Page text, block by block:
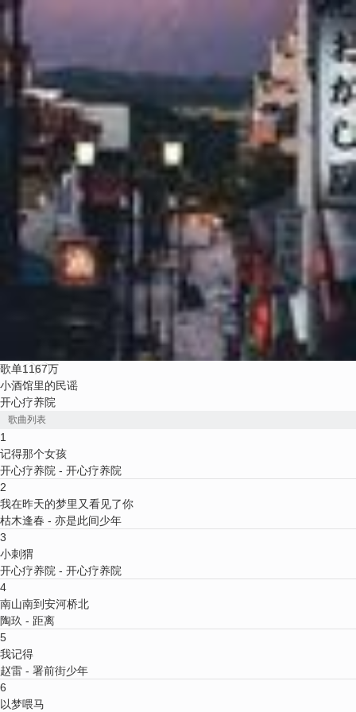
歌单1167万
小酒馆里的民谣
开心疗养院
歌曲列表
1
记得那个女孩
开心疗养院 - 开心疗养院
2
我在昨天的梦里又看见了你
枯木逢春 - 亦是此间少年
3
小刺猬
开心疗养院 - 开心疗养院
4
南山南到安河桥北
陶玖 - 距离
5
我记得
赵雷 - 署前街少年
6
以梦喂马